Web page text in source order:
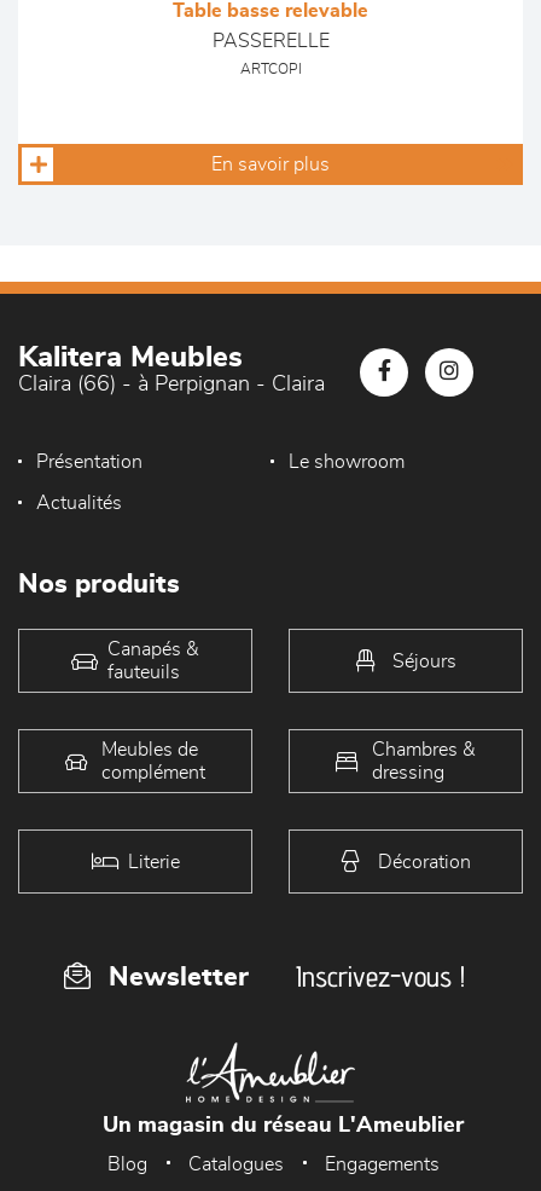
Table basse relevable
PASSERELLE
ARTCOPI
En savoir plus
Kalitera Meubles
Claira (66) - à Perpignan - Claira
Présentation Le showroom
Actualités
Nos produits
Canapés &
fauteuils
Séjours
Meubles de
complément
Chambres &
dressing
Literie Décoration
Newsletter Inscrivez-vous !
Un magasin du réseau L'Ameublier
Blog Catalogues Engagements